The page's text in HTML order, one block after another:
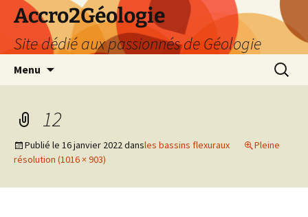
Accro2Géologie
Site dédié aux passionnés de Géologie
Menu
12
Publié le 16 janvier 2022dansles bassins flexuraux
Pleine
résolution (1016 × 903)